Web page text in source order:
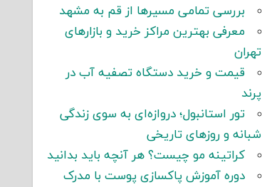
بررسی تمامی مسیرها از قم به مشهد
معرفی بهترین مراکز خرید و بازارهای
تهران
قیمت و خرید دستگاه تصفیه آب در
پرند
تور استانبول؛ دروازه‌ای به سوی زندگی
شبانه و روزهای تاریخی
کراتینه مو چیست؟ هر آنچه باید بدانید
دوره آموزش پاکسازی پوست با مدرک